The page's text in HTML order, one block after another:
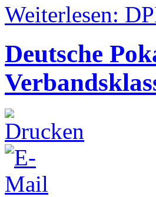
Weiterlesen:
Deutsche